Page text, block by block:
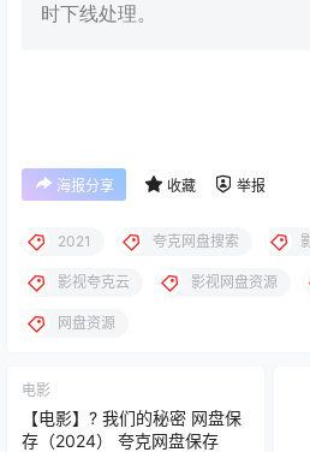
时下线处理。
海报分享 收藏 举报
2021 夸克网盘搜索
影视夸克云 影视网盘资源
网盘资源
电影
【电影】? 我们的秘密 网盘保
存（2024） 夸克网盘保存